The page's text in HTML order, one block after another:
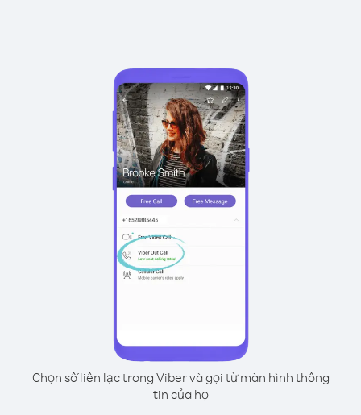
Chọn số liên lạc trong Viber và gọi từ màn hình thông
tin của họ